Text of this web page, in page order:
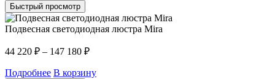
Быстрый просмотр
Подвесная светодиодная люстра Mira
44 220 ₽ – 147 180 ₽
Подробнее В корзину